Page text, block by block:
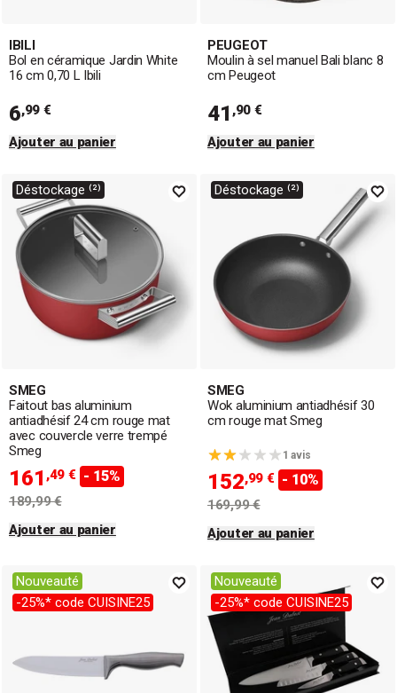
IBILI
Bol en céramique Jardin White
16 cm 0,70 L Ibili
6,99 €
Ajouter au panier
PEUGEOT
Moulin à sel manuel Bali blanc 8
cm Peugeot
41 ,90 €
Ajouter au panier
Déstockage ⁽²⁾
SMEG
Faitout bas aluminium
antiadhésif 24 cm rouge mat
avec couvercle verre trempé
Smeg
161 ,49 € - 15%
189,99 €
Ajouter au panier
Déstockage ⁽²⁾
SMEG
Wok aluminium antiadhésif 30
cm rouge mat Smeg
1 avis
152,99 € - 10%
169,99 €
Ajouter au panier
Nouveauté
-25%* code CUISINE25
Nouveauté
-25%* code CUISINE25